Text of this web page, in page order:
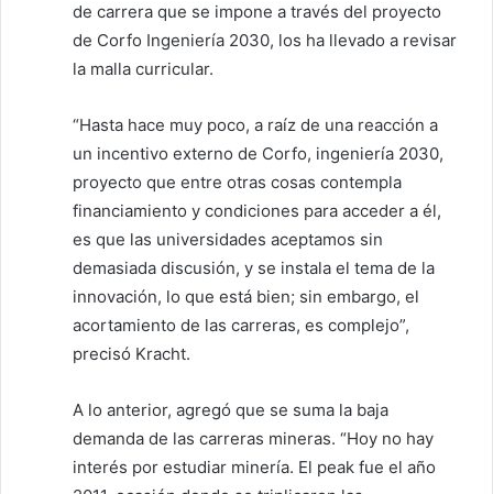
de carrera que se impone a través del proyecto
de Corfo Ingeniería 2030, los ha llevado a revisar
la malla curricular.
“Hasta hace muy poco, a raíz de una reacción a
un incentivo externo de Corfo, ingeniería 2030,
proyecto que entre otras cosas contempla
financiamiento y condiciones para acceder a él,
es que las universidades aceptamos sin
demasiada discusión, y se instala el tema de la
innovación, lo que está bien; sin embargo, el
acortamiento de las carreras, es complejo”,
precisó Kracht.
A lo anterior, agregó que se suma la baja
demanda de las carreras mineras. “Hoy no hay
interés por estudiar minería. El peak fue el año